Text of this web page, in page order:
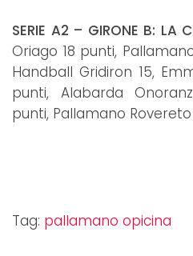
SERIE A2 – GIRONE B: LA
Oriago 18 punti,
Handball Gridiron 15,
punti, Alabarda
punti, Pallamano
Tag: pallamano opicina